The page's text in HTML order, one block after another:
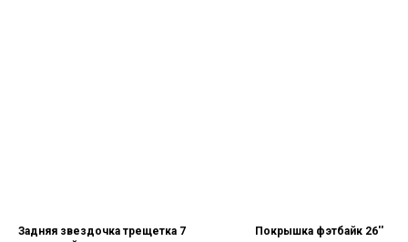
Задняя звездочка трещетка 7
Покрышка фэтбайк 26''